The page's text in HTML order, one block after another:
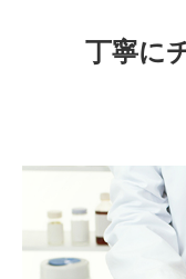
丁寧に